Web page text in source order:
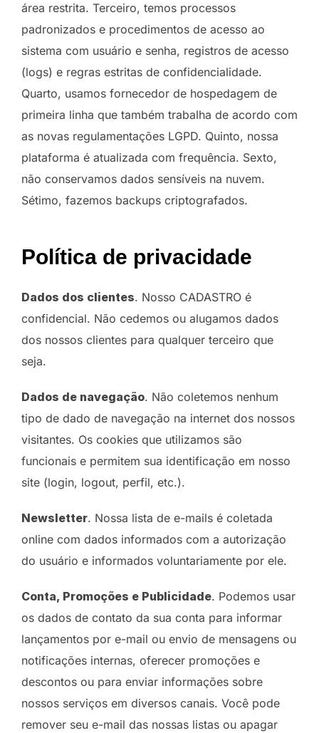
área restrita. Terceiro, temos processos
padronizados e procedimentos de acesso ao
sistema com usuário e senha, registros de acesso
(logs) e regras estritas de confidencialidade.
Quarto, usamos fornecedor de hospedagem de
primeira linha que também trabalha de acordo com
as novas regulamentações LGPD. Quinto, nossa
plataforma é atualizada com frequência. Sexto,
não conservamos dados sensíveis na nuvem.
Sétimo, fazemos backups criptografados.
Política de privacidade
Dados dos clientes. Nosso CADASTRO é
confidencial. Não cedemos ou alugamos dados
dos nossos clientes para qualquer terceiro que
seja.
Dados de navegação. Não coletemos nenhum
tipo de dado de navegação na internet dos nossos
visitantes. Os cookies que utilizamos são
funcionais e permitem sua identificação em nosso
site (login, logout, perfil, etc.).
Newsletter. Nossa lista de e-mails é coletada
online com dados informados com a autorização
do usuário e informados voluntariamente por ele.
Conta, Promoções e Publicidade. Podemos usar
os dados de contato da sua conta para informar
lançamentos por e-mail ou envio de mensagens ou
notificações internas, oferecer promoções e
descontos ou para enviar informações sobre
nossos serviços em diversos canais. Você pode
remover seu e-mail das nossas listas ou apagar